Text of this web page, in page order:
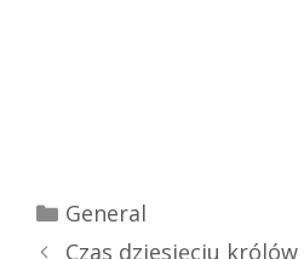
Categories
General
Czas dziesięciu